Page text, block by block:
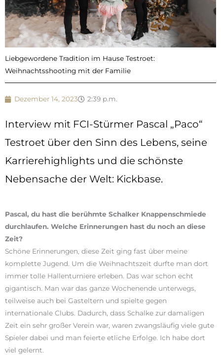
Liebgewordene Tradition im Hause Testroet:
Weihnachtsshooting mit der Familie
Dezember 14, 2023 2:39 p.m.
Interview mit FCI-Stürmer Pascal „Paco“
Testroet über den Sinn des Lebens, seine
Karrierehighlights und die schönste
Nebensache der Welt: Kickbase.
Pascal, du hast die berühmte Schalker Knappenschmiede
durchlaufen. Welche Erinnerungen hast du noch an diese
Zeit?
Schöne Erinnerungen, diese Zeit ging fast über meine
komplette Jugend. Um die Weihnachtszeit durfte man dort
immer tolle Hallenturniere erleben. Das war schon echt
gigantisch. Man war das ganze Wochenende unterwegs,
teilweise auch bei Gasteltern und spielte gegen
internationale Clubs. Dadurch, dass Schalke zur damaligen
Zeit ein sehr großer Verein war, waren zwangsläufig viele gute
Spieler dabei und man feierte etliche Erfolge. Ich habe dort
viel gelernt.